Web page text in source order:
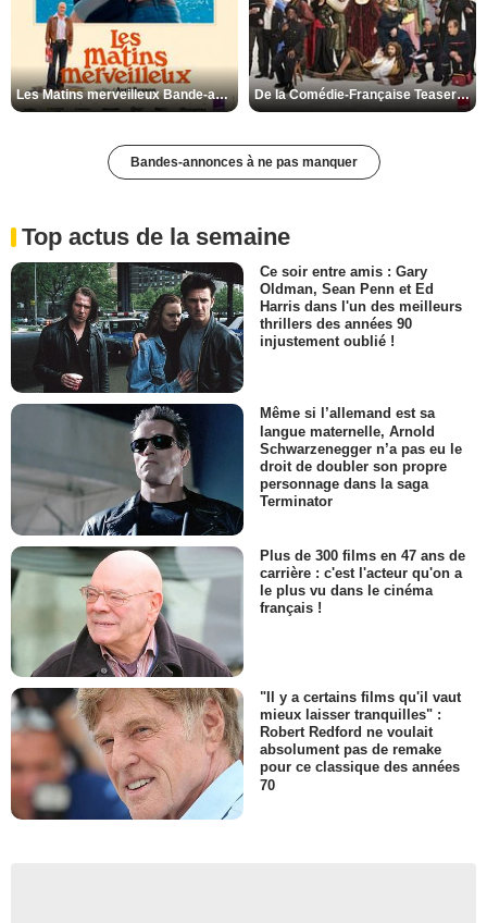
Les Matins merveilleux Bande-annonce VF De la Comédie-Française Teaser VF
Bandes-annonces à ne pas manquer
Top actus de la semaine
Ce soir entre amis : Gary
Oldman, Sean Penn et Ed
Harris dans l'un des meilleurs
thrillers des années 90
injustement oublié !
Même si l’allemand est sa
langue maternelle, Arnold
Schwarzenegger n’a pas eu le
droit de doubler son propre
personnage dans la saga
Terminator
Plus de 300 films en 47 ans de
carrière : c'est l'acteur qu'on a
le plus vu dans le cinéma
français !
"Il y a certains films qu'il vaut
mieux laisser tranquilles" :
Robert Redford ne voulait
absolument pas de remake
pour ce classique des années
70